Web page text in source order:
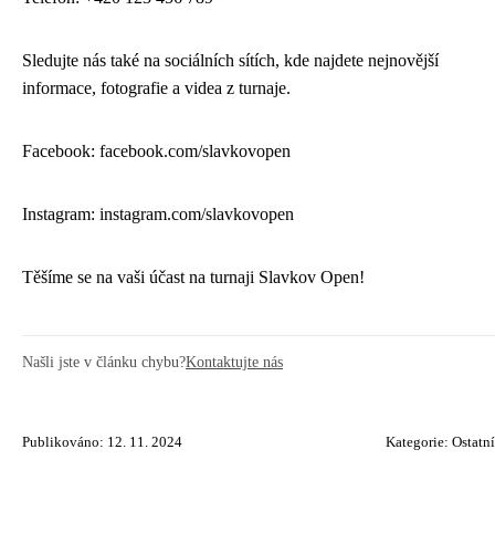
Sledujte nás také na sociálních sítích, kde najdete nejnovější
informace, fotografie a videa z turnaje.
Facebook: facebook.com/slavkovopen
Instagram: instagram.com/slavkovopen
Těšíme se na vaši účast na turnaji Slavkov Open!
Našli jste v článku chybu?Kontaktujte nás
Publikováno: 12. 11. 2024 Kategorie: Ostatní